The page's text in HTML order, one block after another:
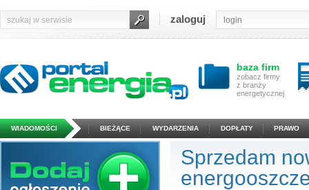
zaloguj
baza firm
zobacz firmy
z branży
energetycznej
WIADOMOŚCI BIEŻĄCE WYDARZENIA DOPŁATY PRAWO
Sprzedam